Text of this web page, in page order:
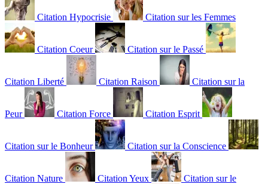
Citation Hypocrisie Citation sur les Femmes
Citation Coeur Citation sur le Passé
Citation Liberté Citation Raison Citation sur la
Peur Citation Force Citation Esprit
Citation sur le Bonheur Citation sur la Conscience
Citation Nature Citation Yeux Citation sur le